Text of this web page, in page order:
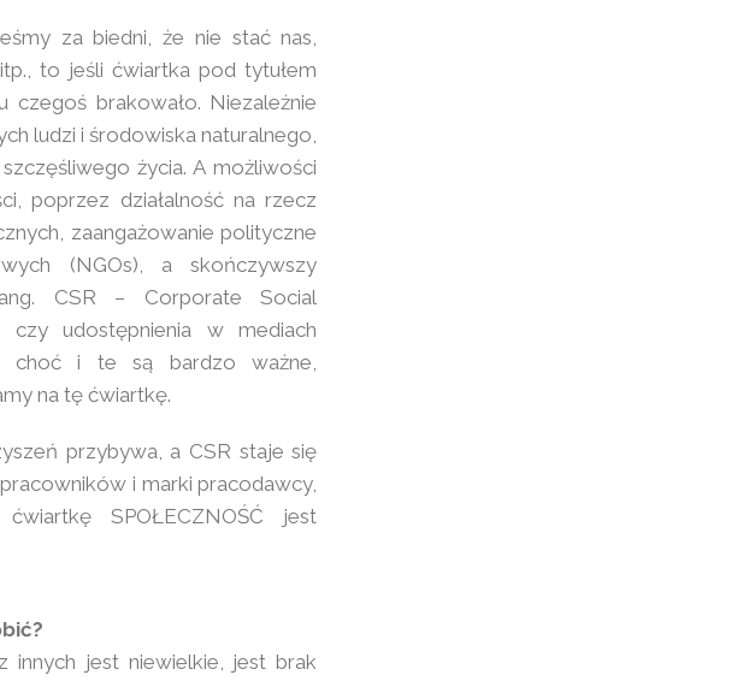
za biedni, że nie stać nas,
to jeśli ćwiartka pod tytułem
czegoś brakowało. Niezależnie
ludzi i środowiska naturalnego,
życia. A możliwości
poprzez działalność na rzecz
zaangażowanie polityczne
(NGOs), a skończywszy
CSR – Corporate Social
czy udostępnienia w mediach
choć i te są bardzo ważne,
na tę ćwiartkę.
przybywa, a CSR staje się
i marki pracodawcy,
SPOŁECZNOŚĆ jest
innych jest niewielkie, jest brak